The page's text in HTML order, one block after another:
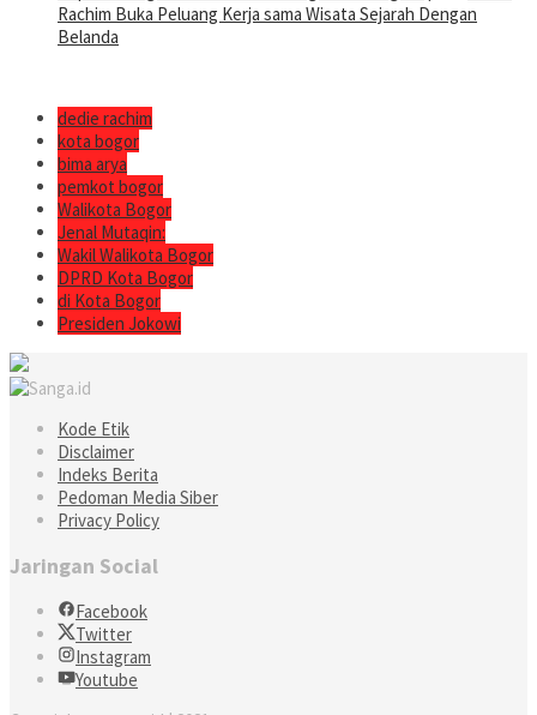
Rachim Buka Peluang Kerja sama Wisata Sejarah Dengan
Belanda
dedie rachim
kota bogor
bima arya
pemkot bogor
Walikota Bogor
Jenal Mutaqin:
Wakil Walikota Bogor
DPRD Kota Bogor
di Kota Bogor
Presiden Jokowi
Kode Etik
Disclaimer
Indeks Berita
Pedoman Media Siber
Privacy Policy
Jaringan Social
Facebook
Twitter
Instagram
Youtube